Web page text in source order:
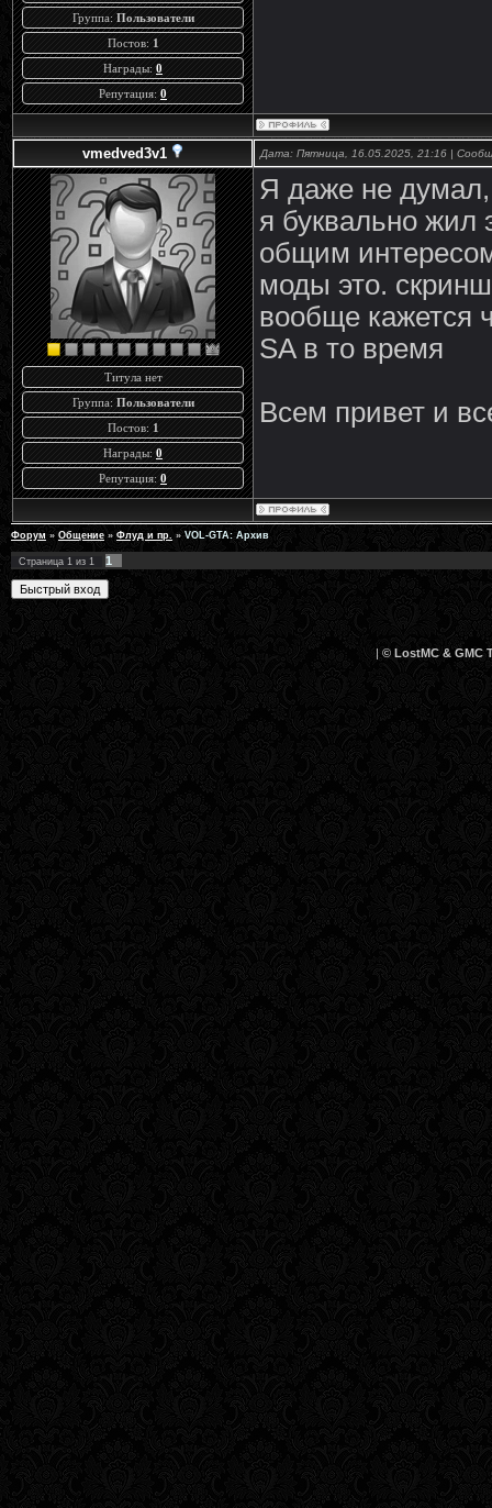
Группа: Пользователи
Постов: 1
Награды: 0
Репутация: 0
vmedved3v1 Дата: Пятница, 16.05.2025, 21:16 |
Титула нет
Группа: Пользователи
Постов: 1
Награды: 0
Репутация: 0
Я даже не думал,
я буквально
общим
моды это.
вообще кажется
SA в то время
Всем привет и
Форум » Общение » Флуд и пр. » VOL-GTA: Архив
Страница 1 из 1 1
| © LostMC & GMC